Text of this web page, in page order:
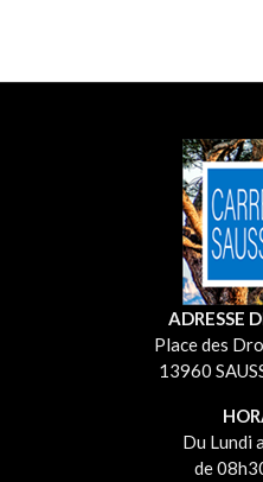
ADRESSE
Place des
13960
Du Lundi
de